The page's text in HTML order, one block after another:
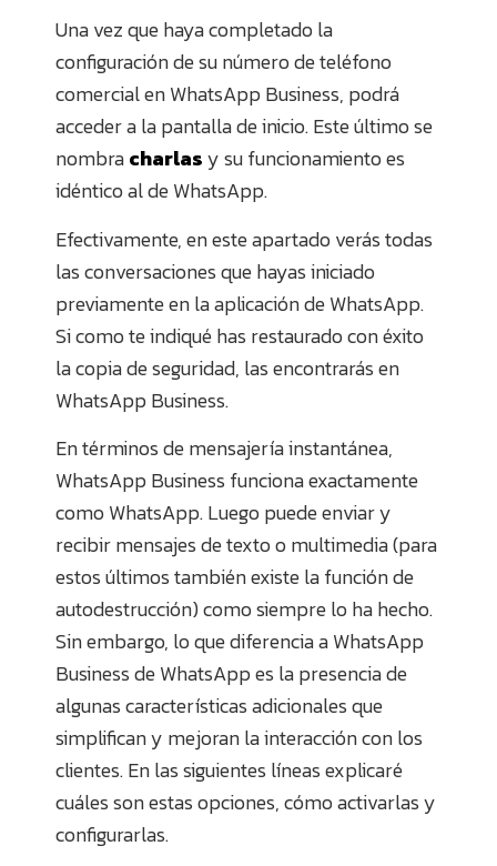
Una vez que haya completado la
configuración de su número de teléfono
comercial en WhatsApp Business, podrá
acceder a la pantalla de inicio. Este último se
nombracharlasy su funcionamiento es
idéntico al de WhatsApp.
Efectivamente, en este apartado verás todas
las conversaciones que hayas iniciado
previamente en la aplicación de WhatsApp.
Si como te indiqué has restaurado con éxito
la copia de seguridad, las encontrarás en
WhatsApp Business.
En términos de mensajería instantánea,
WhatsApp Business funciona exactamente
como WhatsApp. Luego puede enviar y
recibir mensajes de texto o multimedia (para
estos últimos también existe la función de
autodestrucción) como siempre lo ha hecho.
Sin embargo, lo que diferencia a WhatsApp
Business de WhatsApp es la presencia de
algunas características adicionales que
simplifican y mejoran la interacción con los
clientes. En las siguientes líneas explicaré
cuáles son estas opciones, cómo activarlas y
configurarlas.